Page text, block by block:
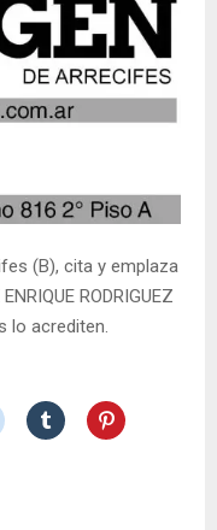
(B), cita y emplaza
RODRIGUEZ
lo acrediten.